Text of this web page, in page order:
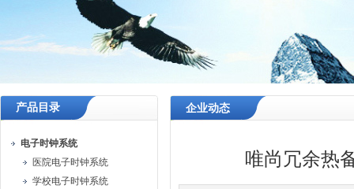
产品目录
电子时钟系统
医院电子时钟系统
学校电子时钟系统
企业动态
唯尚冗余热